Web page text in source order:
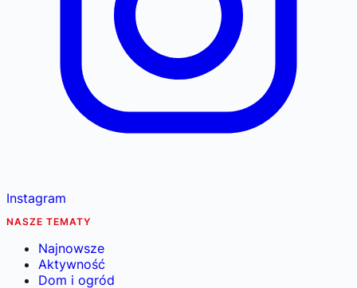
Instagram
NASZE TEMATY
Najnowsze
Aktywność
Dom i ogród